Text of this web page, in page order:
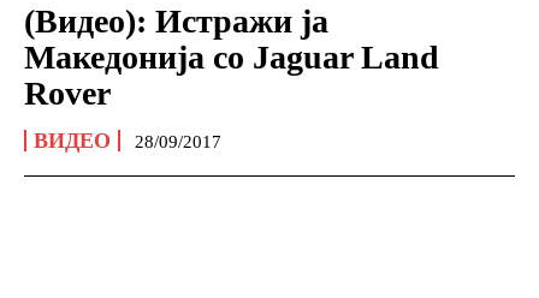
(Видео): Истражи ја
Македонија со Jaguar Land
Rover
ВИДЕО 28/09/2017